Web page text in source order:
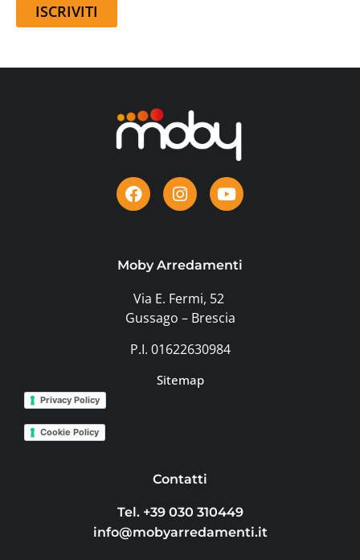
ISCRIVITI
Moby Arredamenti
Via E. Fermi, 52
Gussago – Brescia
P.I. 01622630984
Sitemap
Privacy Policy
Cookie Policy
Contatti
Tel. +39 030 310449
info@mobyarredamenti.it